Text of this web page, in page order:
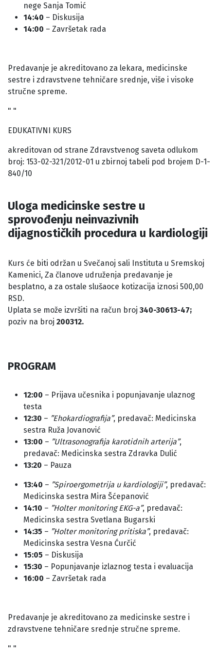
nege Sanja Tomić
14:40 – Diskusija
14:00 – Završetak rada
Predavanje je akreditovano za lekara, medicinske
sestre i zdravstvene tehničare srednje, više i visoke
stručne spreme.
" "
EDUKATIVNI KURS
akreditovan od strane Zdravstvenog saveta odlukom
broj: 153-02-321/2012-01 u zbirnoj tabeli pod brojem D-1-
840/10
Uloga medicinske sestre u
sprovođenju neinvazivnih
dijagnostičkih procedura u kardiologiji
Kurs će biti održan u Svečanoj sali Instituta u Sremskoj
Kamenici, Za članove udruženja predavanje je
besplatno, a za ostale slušaoce kotizacija iznosi 500,00
RSD.
Uplata se može izvršiti na račun broj 340-30613-47;
poziv na broj 200312.
PROGRAM
12:00 – Prijava učesnika i popunjavanje ulaznog
testa
12:30 – ”Ehokardiografija”, predavač: Medicinska
sestra Ruža Jovanović
13:00 – ”Ultrasonografija karotidnih arterija”,
predavač: Medicinska sestra Zdravka Dulić
13:20 – Pauza
13:40 – ”Spiroergometrija u kardiologiji”, predavač:
Medicinska sestra Mira Šćepanović
14:10 – ”Holter monitoring EKG-a”, predavač:
Medicinska sestra Svetlana Bugarski
14:35 – ”Holter monitoring pritiska”, predavač:
Medicinska sestra Vesna Ćurčić
15:05 – Diskusija
15:30 – Popunjavanje izlaznog testa i evaluacija
16:00 – Završetak rada
Predavanje je akreditovano za medicinske sestre i
zdravstvene tehničare srednje stručne spreme.
" "